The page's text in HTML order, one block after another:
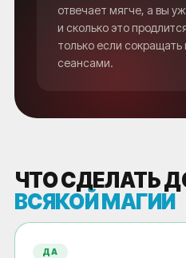
отвечает мягче, а вы
и сколько это
только если
сеансами.
ЧТО СДЕЛАТЬ
ВСЯКОЙ МАГИИ
ДА